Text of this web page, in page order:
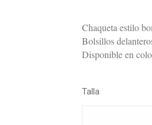
Chaqueta estilo
Bolsillos
Disponible en
Talla